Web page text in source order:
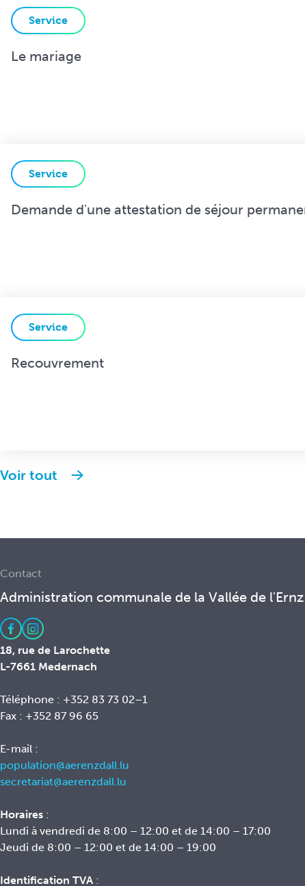
Service
Le mariage
Service
Demande d'une attestation de séjour
Service
Recouvrement
Voir tout
Contact
Administration communale de la Vallée de l'Ernz
18, rue de Larochette
L-7661 Medernach
Téléphone : +352 83 73 02–1
Fax : +352 87 96 65
E-mail :
population@aerenzdall.lu
secretariat@aerenzdall.lu
Horaires :
Lundi à vendredi de 8:00 – 12:00 et de 14:00 – 17:00
Jeudi de 8:00 – 12:00 et de 14:00 – 19:00
Identification TVA :